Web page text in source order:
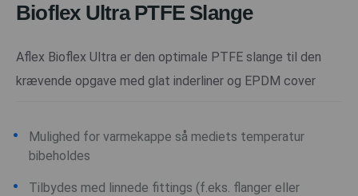
Bioflex Ultra PTFE Slange
Aflex Bioflex Ultra er den optimale PTFE slange til den
krævende opgave med glat inderliner og EPDM cover
Mulighed for varmekappe så mediets temperatur
bibeholdes
Tilbydes med linnede fittings (f.eks. flanger eller